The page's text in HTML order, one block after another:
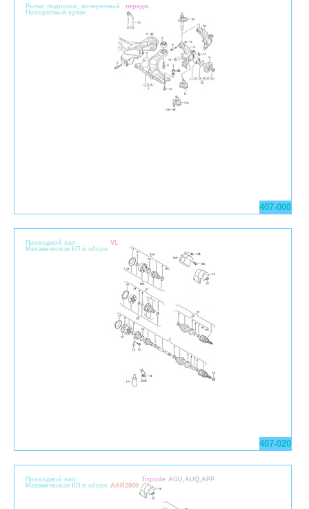
Pычаг подвески, поперечный
Поворотный кулак
передн.
407-000
Приводной вал
Механическая КП в сборе
VL
407-020
Приводной вал
Механическая КП в сборе AAR2000
Tripode AGU,AUQ,APP